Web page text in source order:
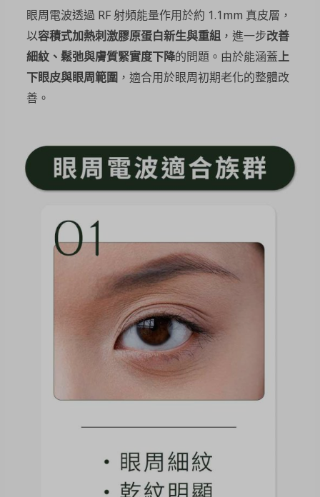
眼周電波透過 RF 射頻能量作用於約 1.1mm 真皮層，
以容積式加熱刺激膠原蛋白新生與重組 ，進一步改善
細紋、鬆弛與膚質緊實度下降的問題。由於能涵蓋上
下眼皮與眼周範圍 ，適合用於眼周初期老化的整體改
善。